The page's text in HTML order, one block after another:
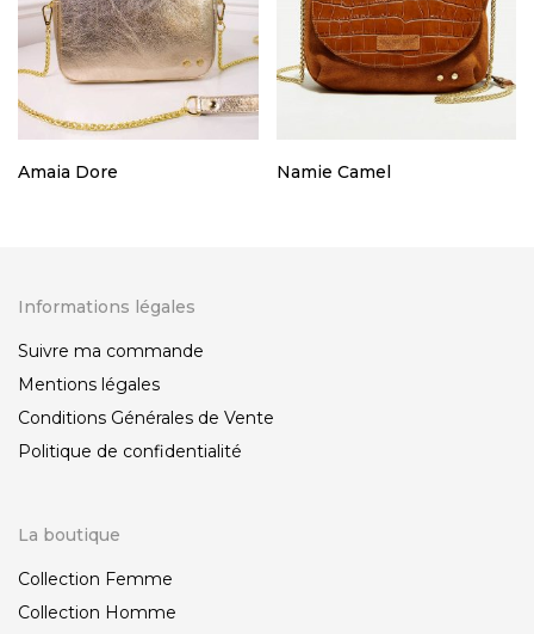
Amaia Dore Namie Camel
Informations légales
Suivre ma commande
Mentions légales
Conditions Générales de Vente
Politique de confidentialité
La boutique
Collection Femme
Collection Homme